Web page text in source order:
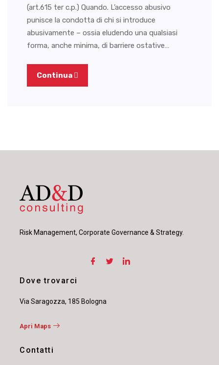
(art.615 ter c.p.) Quando. L’accesso abusivo
punisce la condotta di chi si introduce
abusivamente – ossia eludendo una qualsiasi
forma, anche minima, di barriere ostative…
Continua
Risk Management, Corporate Governance & Strategy.
Dove trovarci
Via Saragozza, 185 Bologna
Apri Maps
Contatti